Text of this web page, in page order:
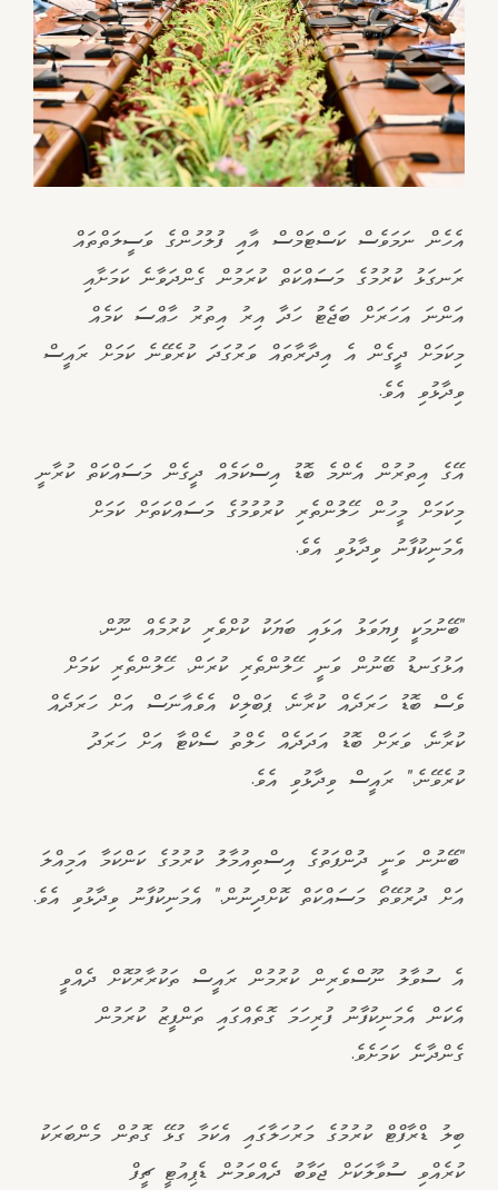
އެހެން ނަމަވެސް ކަސްޓަމްސް އާއި ފުލުހުންގެ ވަސީލަތްތައް
ރަނގަޅު ކުރުމުގެ މަސައްކަތް ކުރަމުން ގެންދަވާނެ ކަމަށާއި
އަންނަ އަހަރަށް ބަޖެޓު ހަދާ އިރު އިތުރު ހާޢްސަ ކަމެއް
މިކަމަށް ދީގެން އެ އިދާރާތައް ވަރުގަދަ ކުރެވޭނެ ކަމަށް ރައީސް
ވިދާޅުވި އެވެ.
އޭގެ އިތުރުން އެންމެ ބޮޑު އިސްކަމެއް ދީގެން މަސައްކަތް ކުރާނީ
މިކަމަށް މީހުން ހޭލުންތެރި ކުރުވުމުގެ މަސައްކަތަށް ކަމަށް
އެމަނިކުފާނު ވިދާޅުވި އެވެ.
"ބޭނުމަކީ ފިޔަވަޅު އަޅައި ބަޔަކު ކުށްވެރި ކުރުމެއް ނޫން.
އަޅުގަނޑު ބޭނުން ވަނީ ހޭލުންތެރި ކުރަން. ހޭލުންތެރި ކަމަށް
ވެސް ބޮޑު ހަރަދެއް ކުރާނެ. ޕަބްލިކް އެވެއާނަސް އަށް ހަރަދެއް
ކުރާނެ. ވަރަށް ބޮޑު އަދަދެއް ހެލްތު ސެކްޓާ އަށް ހަރަދު
ކުރެވޭނެ." ރައީސް ވިދާޅުވި އެވެ.
"ބޭނުން ވަނީ ދުންފަތުގެ އިސްތިއުމާލު ކުރުމުގެ ކަންކަމާ އަމިއްލަ
އަށް ދުރުވޭތޯ މަސައްކަތް ކޮށްދިނުން." އެމަނިކުފާނު ވިދާޅުވި އެވެ.
އެ ސުވާލު ނޫސްވެރިން ކުރުމުން ރައީސް ތަކުރާރުކޮށް ދެއްވީ
އެކަން އެމަނިކުފާނު ފުރިހަމަ ގޮތެއްގައި ތަންފީޒު ކުރަމުން
ގެންދާނެ ކަމަށެވެ.
ބިލު ޑްރާފްޓް ކުރުމުގެ މަރުހަލާގައި އެކަމާ ގުޅޭ ގޮތުން މެންބަރަކު
ކުރެއްވި ސުވާލަކަށް ޖަވާބު ދެއްވަމުން ޑެޕިއުޓީ ޗީފް